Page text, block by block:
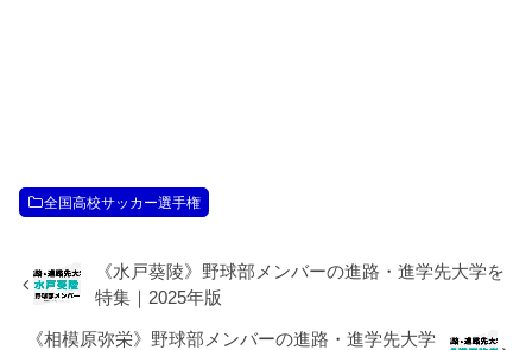
全国高校サッカー選手権
《水戸葵陵》野球部メンバーの進路・進学先大学を
特集｜2025年版
《相模原弥栄》野球部メンバーの進路・進学先大学